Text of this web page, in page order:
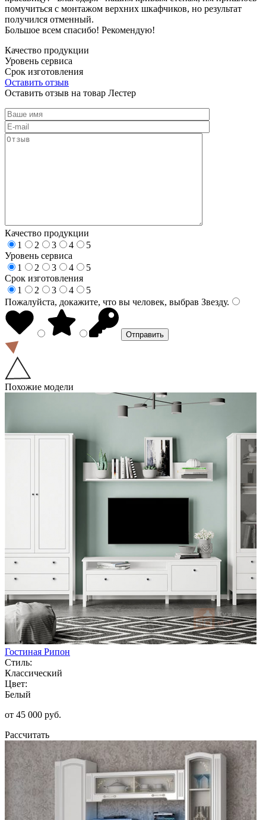
помучиться с монтажом верхних шкафчиков, но результат
получился отменный.
Большое всем спасибо! Рекомендую!
Качество продукции
Уровень сервиса
Срок изготовления
Оставить отзыв
Оставить отзыв на товар Лестер
Качество продукции
1
2 3 4
5
Уровень сервиса
1
2 3 4
5
Срок изготовления
1
2 3 4
5
Пожалуйста, докажите, что вы человек, выбрав Звезду.
Похожие модели
Гостиная Рипон
Стиль:
Классический
Цвет:
Белый
от 45 000 руб.
Рассчитать